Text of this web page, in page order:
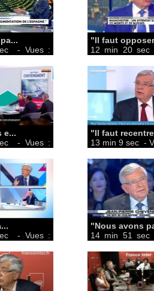
- Vues :
"Il faut
12 min 20 sec
e...
- Vues :
"Il faut
13 min 9 sec -
- Vues :
"Nous avons
14 min 51 sec